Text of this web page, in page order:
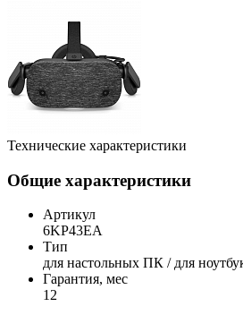
Технические характеристики
Общие характеристики
Артикул
6KP43EA
Тип
для настольных ПК / для
Гарантия, мес
12